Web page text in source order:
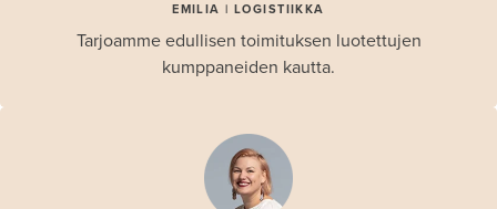
EMILIA | LOGISTIIKKA
Tarjoamme edullisen toimituksen luotettujen
kumppaneiden kautta.